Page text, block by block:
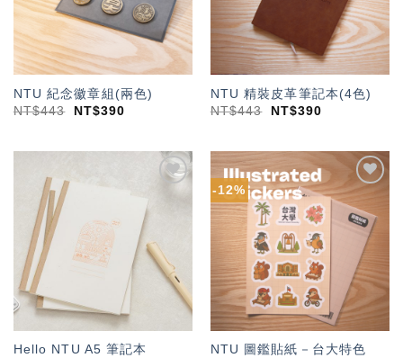
NTU 紀念徽章組(兩色)
NT$443 NT$390
NTU 精裝皮革筆記本(4色)
NT$443 NT$390
Hello NTU A5 筆記本
-12%
「願
望輕
單」
NTU 圖鑑貼紙－台大特色